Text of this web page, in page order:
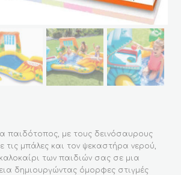
παιδότοπος, με τους δεινόσαυρους
τις μπάλες και τον ψεκαστήρα νερού,
των παιδιών σας σε μια
δημιουργώντας όμορφες στιγμές